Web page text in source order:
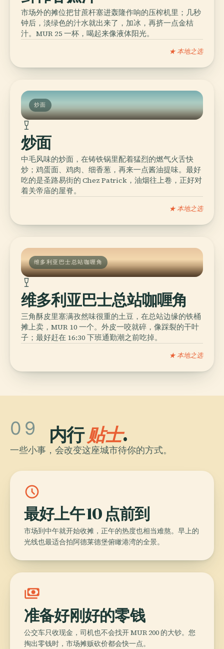
市场外的摊位把甘蔗杆塞进轰隆作响的压榨机里；几秒
钟后，淡绿色的汁水就出来了，加冰，再挤一点金桔
汁。MUR 25 一杯，喝起来像液体阳光。
★ 本地之选
炒面
炒面
中毛风味的炒面，在铸铁锅里配着猛烈的燃气火舌快
炒；鸡蛋面、鸡肉、细香葱，再来一点酱油提味。最好
吃的是圣路易街的 Chez Patrick，油烟往上卷，正好对
着关帝庙的屋脊。
★ 本地之选
维多利亚巴士总站咖喱角
维多利亚巴士总站咖喱角
三角酥皮里塞满孜然味很重的土豆，在总站边缘的铁桶
摊上卖，MUR 10 一个。外皮一咬就碎，像踩裂的干叶
子；最好赶在 16:30 下班通勤潮之前吃掉。
★ 本地之选
09 内行贴士.
一些小事，会改变这座城市待你的方式。
schedule
最好上午 10 点前到
市场到中午就开始收摊，正午的热度也相当难熬。早上的
光线也最适合拍阿德莱德堡俯瞰港湾的全景。
payments
准备好刚好的零钱
公交车只收现金，司机也不会找开 MUR 200 的大钞。您
掏出零钱时，市场摊贩砍价都会快一点。